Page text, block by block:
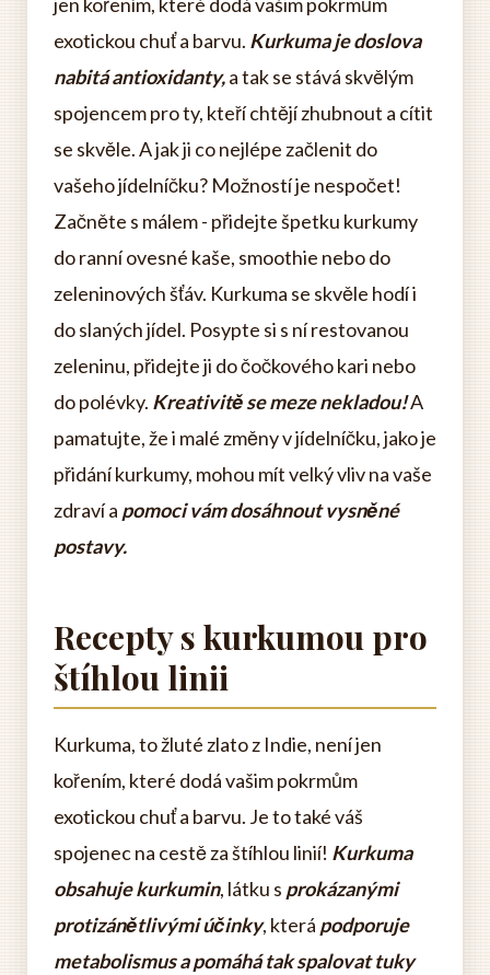
exotickou chuť a barvu. Kurkuma je doslova
nabitá antioxidanty,a tak se stává skvělým
spojencem pro ty, kteří chtějí zhubnout a cítit
se skvěle. A jak ji co nejlépe začlenit do
vašeho jídelníčku? Možností je nespočet!
Začněte s málem - přidejte špetku kurkumy
do ranní ovesné kaše, smoothie nebo do
zeleninových šťáv. Kurkuma se skvěle hodí i
do slaných jídel. Posypte si s ní restovanou
zeleninu, přidejte ji do čočkového kari nebo
do polévky. Kreativitě se meze nekladou!A
pamatujte, že i malé změny v jídelníčku, jako je
přidání kurkumy, mohou mít velký vliv na vaše
zdraví a pomoci vám dosáhnout vysněné
postavy.
Recepty s kurkumou pro
štíhlou linii
Kurkuma, to žluté zlato z Indie, není jen
kořením, které dodá vašim pokrmům
exotickou chuť a barvu. Je to také váš
spojenec na cestě za štíhlou linií! Kurkuma
obsahuje kurkumin, látku s prokázanými
protizánětlivými účinky, která podporuje
metabolismus a pomáhá tak spalovat tuky